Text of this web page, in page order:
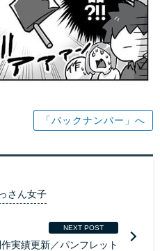
「バックナンバー」へ
さん女子
NEXT POST
実績更新／パンフレット